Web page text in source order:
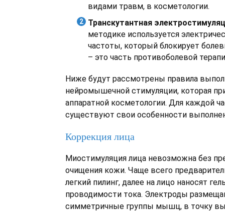
видами травм, в косметологии.
Транскутантная
методике используется
частоты, который блокирует
– это часть противоболевой
Ниже будут рассмотрены правила
нейромышечной стимуляции, которая
аппаратной косметологии. Для каждой
существуют свои особенности
Коррекция лица
Миостимуляция лица невозможна без
очищения кожи. Чаще всего
легкий пилинг, далее на лицо наносят
проводимости тока. Электроды
симметричные группы мышц, в точку